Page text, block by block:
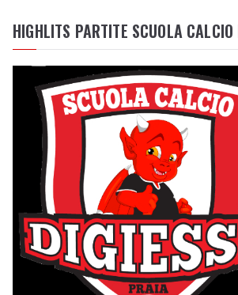
HIGHLITS PARTITE SCUOLA CALCIO